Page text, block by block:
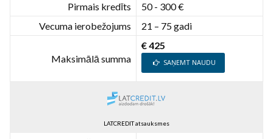
Pirmais kredīts
50 - 300 €
Vecuma ierobežojums
21 – 75 gadi
Maksimālā summa
€ 425
SAŅEMT NAUDU
LATCREDIT atsauksmes